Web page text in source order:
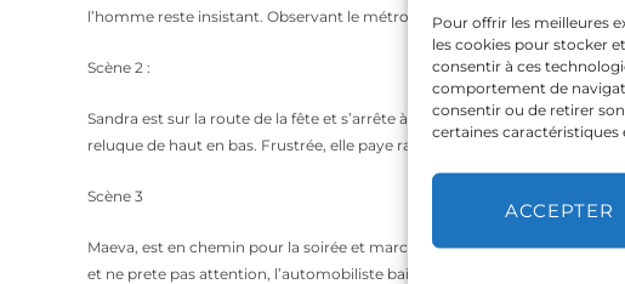
Pour offrir les meilleures
les cookies pour stocker
consentir à ces
comportement de
consentir ou de retirer
certaines caractéristiques
ACCEPTER
l’homme reste insistant. Observant le métro arrivé à destination, Leslie
Scène 2 :
Sandra est sur la route de la fête et s’arrête à l’épicerie acheter de la
reluque de haut en bas. Frustrée, elle paye rapidement et part sans se
Scène 3
Maeva, est en chemin pour la soirée et marche dans la rue, lorsqu’une
et ne prete pas attention, l’automobiliste baisse son carreau et l’interpelle,